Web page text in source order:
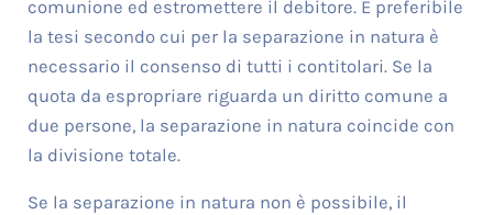
comunione ed estromettere il debitore. È preferibile
la tesi secondo cui per la separazione in natura è
necessario il consenso di tutti i contitolari. Se la
quota da espropriare riguarda un diritto comune a
due persone, la separazione in natura coincide con
la divisione totale.
Se la separazione in natura non è possibile, il